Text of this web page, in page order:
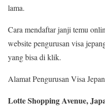
lama.
Cara mendaftar janji temu
website pengurusan visa
yang bisa di klik.
Alamat Pengurusan Visa
Lotte Shopping Avenue,